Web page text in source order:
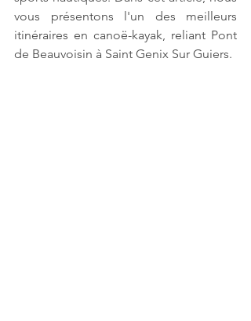
vous présentons l'un des meilleurs
itinéraires en canoë-kayak, reliant Pont
de Beauvoisin à Saint Genix Sur Guiers.